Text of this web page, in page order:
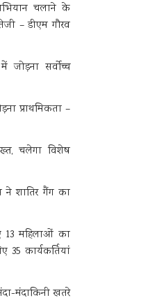
अभियान चलाने के
– डीएम गौरव
जोड़ना सर्वोच्च
प्राथमिकता –
चलेगा विशेष
ने शातिर गैंग का
13 महिलाओं का
35 कार्यकर्तियां
मंदाकिनी खतरे